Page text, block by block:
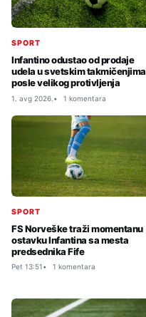
SPORT
Infantino odustao od prodaje
udela u svetskim takmičenjima
posle velikog protivljenja
1. avg 2026. 1 komentara
SPORT
FS Norveške traži momentanu
ostavku Infantina sa mesta
predsednika Fife
Pet 13:51 1 komentara